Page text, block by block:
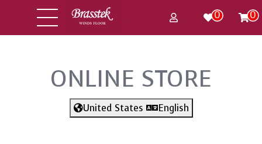
0 0
ONLINE STORE
United States English